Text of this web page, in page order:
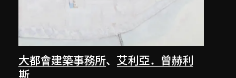
大都會建築事務所、艾利亞．曾赫利